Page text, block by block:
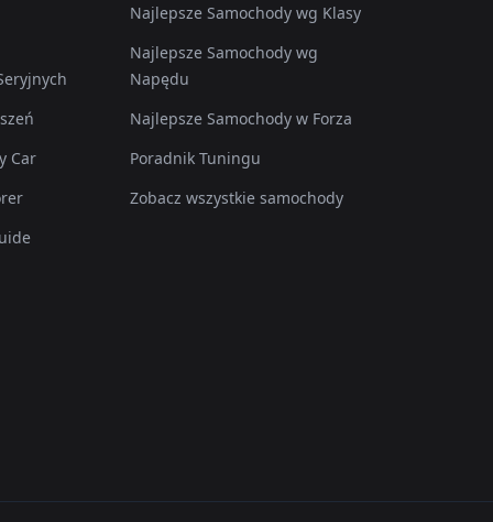
Car
Najlepsze Samochody wg Klasy
Najlepsze Samochody wg
Napędu
Najlepsze Samochody w Forza
Poradnik Tuningu
Zobacz wszystkie samochody